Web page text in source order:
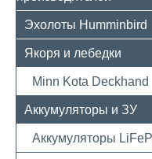
Эхолоты Humminbird
Якоря и лебедки
Minn Kota Deckhand
Аккумуляторы и ЗУ
Аккумуляторы